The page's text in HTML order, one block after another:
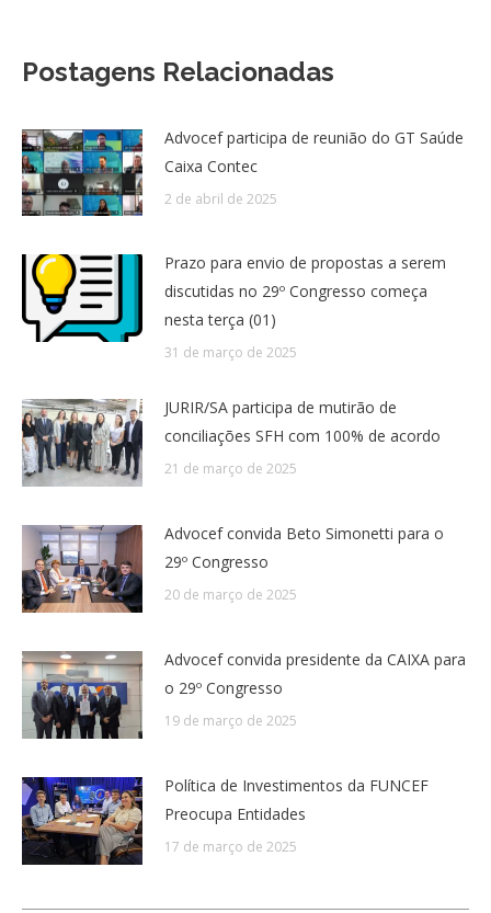
Postagens Relacionadas
Advocef participa de reunião do GT Saúde
Caixa Contec
2 de abril de 2025
Prazo para envio de propostas a serem
discutidas no 29º Congresso começa
nesta terça (01)
31 de março de 2025
JURIR/SA participa de mutirão de
conciliações SFH com 100% de acordo
21 de março de 2025
Advocef convida Beto Simonetti para o
29º Congresso
20 de março de 2025
Advocef convida presidente da CAIXA para
o 29º Congresso
19 de março de 2025
Política de Investimentos da FUNCEF
Preocupa Entidades
17 de março de 2025